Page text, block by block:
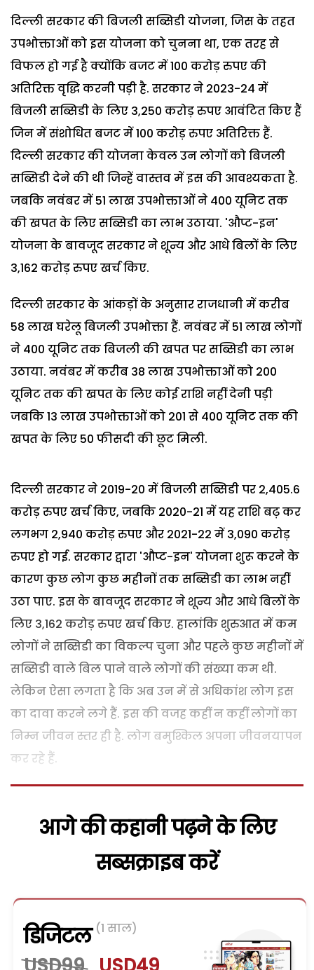
दिल्ली सरकार की बिजली सब्सिडी योजना, जिस के तहत
उपभोक्ताओं को इस योजना को चुनना था, एक तरह से
विफल हो गई है क्योंकि बजट में 100 करोड़ रुपए की
अतिरिक्त वृद्धि करनी पड़ी है. सरकार ने 2023-24 में
बिजली सब्सिडी के लिए 3,250 करोड़ रुपए आवंटित किए हैं
जिन में संशोधित बजट में 100 करोड़ रुपए अतिरिक्त हैं.
दिल्ली सरकार की योजना केवल उन लोगों को बिजली
सब्सिडी देने की थी जिन्हें वास्तव में इस की आवश्यकता है.
जबकि नवंबर में 51 लाख उपभोक्ताओं ने 400 यूनिट तक
की खपत के लिए सब्सिडी का लाभ उठाया. 'औप्ट-इन'
योजना के बावजूद सरकार ने शून्य और आधे बिलों के लिए
3,162 करोड़ रुपए खर्च किए.
दिल्ली सरकार के आंकड़ों के अनुसार राजधानी में करीब
58 लाख घरेलू बिजली उपभोक्ता हैं. नवंबर में 51 लाख लोगों
ने 400 यूनिट तक बिजली की खपत पर सब्सिडी का लाभ
उठाया. नवंबर में करीब 38 लाख उपभोक्ताओं को 200
यूनिट तक की खपत के लिए कोई राशि नहीं देनी पड़ी
जबकि 13 लाख उपभोक्ताओं को 201 से 400 यूनिट तक की
खपत के लिए 50 फीसदी की छूट मिली.
दिल्ली सरकार ने 2019-20 में बिजली सब्सिडी पर 2,405.6
करोड़ रुपए खर्च किए, जबकि 2020-21 में यह राशि बढ़ कर
लगभग 2,940 करोड़ रुपए और 2021-22 में 3,090 करोड़
रुपए हो गई. सरकार द्वारा 'औप्ट-इन' योजना शुरू करने के
कारण कुछ लोग कुछ महीनों तक सब्सिडी का लाभ नहीं
उठा पाए. इस के बावजूद सरकार ने शून्य और आधे बिलों के
लिए 3,162 करोड़ रुपए खर्च किए. हालांकि शुरुआत में कम
लोगों ने सब्सिडी का विकल्प चुना और पहले कुछ महीनों में
सब्सिडी वाले बिल पाने वाले लोगों की संख्या कम थी.
लेकिन ऐसा लगता है कि अब उन में से अधिकांश लोग इस
का दावा करने लगे हैं. इस की वजह कहीं न कहीं लोगों का
निम्न जीवन स्तर ही है. लोग बमुश्किल अपना जीवनयापन
कर रहे हैं.
आगे की कहानी पढ़ने के लिए
सब्सक्राइब करें
डिजिटल (1 साल)